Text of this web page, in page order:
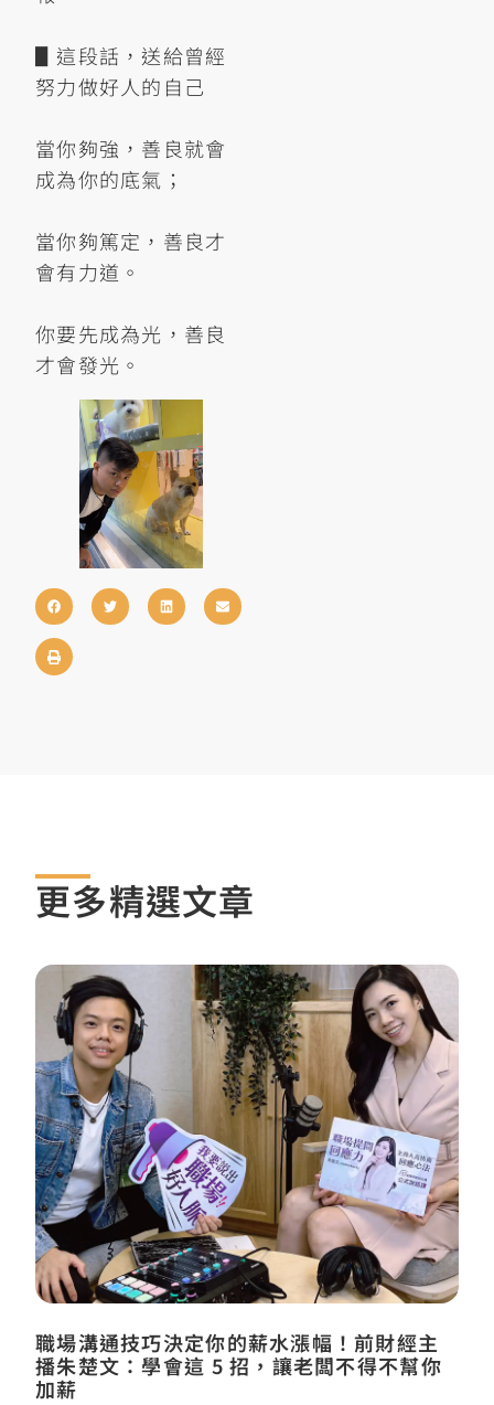
▋這段話，送給曾經
努力做好人的自己
當你夠強，善良就會
成為你的底氣；
當你夠篤定，善良才
會有力道。
你要先成為光，善良
才會發光。
更多精選文章
職場溝通技巧決定你的薪水漲幅！前財經主
播朱楚文：學會這 5 招，讓老闆不得不幫你
加薪